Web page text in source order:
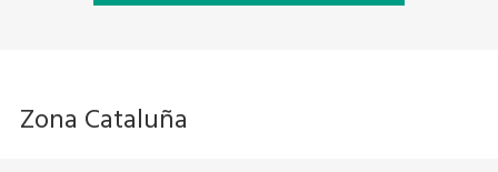
Zona Cataluña